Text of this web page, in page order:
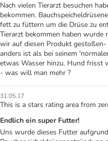
Nach vielen Tierarzt besuchen
bekommen.
fett zu füttern um die Drüse zu
Tierarzt bekommen haben wurde
wir auf diesen Produkt
anders ist als bei seinem
etwas Wasser hinzu. Hund frisst
- was will man mehr ?
31.05.17
This is a stars rating area from
Endlich ein super Futter!
Uns wurde dieses Futter